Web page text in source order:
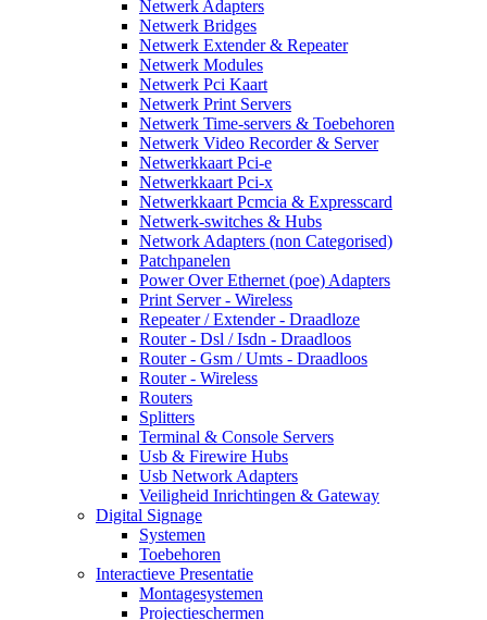
Netwerk Adapters
Netwerk Bridges
Netwerk Extender & Repeater
Netwerk Modules
Netwerk Pci Kaart
Netwerk Print Servers
Netwerk Time-servers & Toebehoren
Netwerk Video Recorder & Server
Netwerkkaart Pci-e
Netwerkkaart Pci-x
Netwerkkaart Pcmcia & Expresscard
Netwerk-switches & Hubs
Network Adapters (non Categorised)
Patchpanelen
Power Over Ethernet (poe) Adapters
Print Server - Wireless
Repeater / Extender - Draadloze
Router - Dsl / Isdn - Draadloos
Router - Gsm / Umts - Draadloos
Router - Wireless
Routers
Splitters
Terminal & Console Servers
Usb & Firewire Hubs
Usb Network Adapters
Veiligheid Inrichtingen & Gateway
Digital Signage
Systemen
Toebehoren
Interactieve Presentatie
Montagesystemen
Projectieschermen